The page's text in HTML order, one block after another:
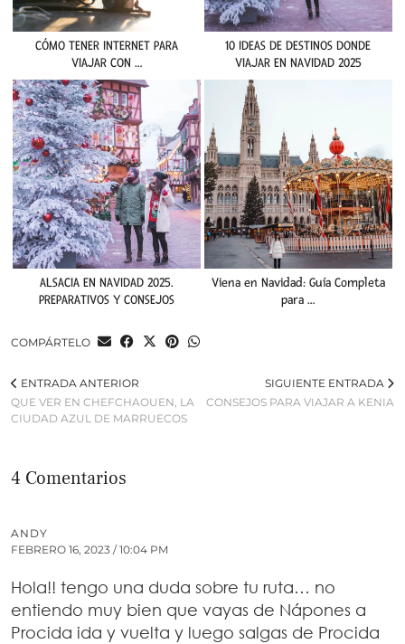
CÓMO TENER INTERNET PARA
VIAJAR CON …
10 IDEAS DE DESTINOS DONDE
VIAJAR EN NAVIDAD 2025
ALSACIA EN NAVIDAD 2025.
PREPARATIVOS Y CONSEJOS
Viena en Navidad: Guía Completa
para …
COMPÁRTELO
ENTRADA ANTERIOR
QUE VER EN CHEFCHAOUEN, LA
CIUDAD AZUL DE MARRUECOS
SIGUIENTE ENTRADA
CONSEJOS PARA VIAJAR A KENIA
4 Comentarios
ANDY
FEBRERO 16, 2023 / 10:04 PM
Hola!! tengo una duda sobre tu ruta… no
entiendo muy bien que vayas de Nápones a
Procida ida y vuelta y luego salgas de Procida